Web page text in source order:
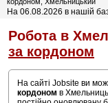
На 06.08.2026 в нашій
Робота в
за кордоном
На сайті Jobsite ви
кордоном в